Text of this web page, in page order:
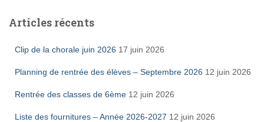
Articles récents
Clip de la chorale juin 2026 17 juin 2026
Planning de rentrée des élèves – Septembre 2026 12 juin 2026
Rentrée des classes de 6ème 12 juin 2026
Liste des fournitures – Année 2026-2027 12 juin 2026